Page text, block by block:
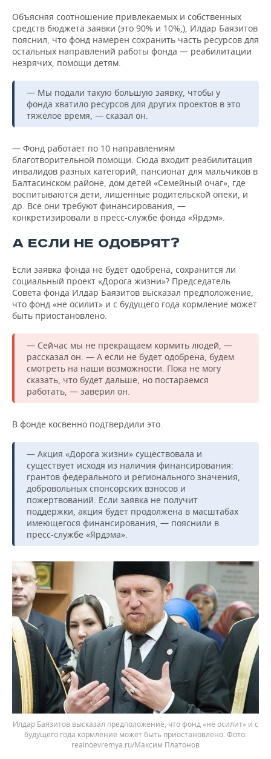
Объясняя соотношение привлекаемых и собственных
средств бюджета заявки (это 90% и 10%,), Илдар Баязитов
пояснил, что фонд намерен сохранить часть ресурсов для
остальных направлений работы фонда — реабилитации
незрячих, помощи детям.
— Мы подали такую большую заявку, чтобы у
фонда хватило ресурсов для других проектов в это
тяжелое время, — сказал он.
— Фонд работает по 10 направлениям
благотворительной помощи. Сюда входит реабилитация
инвалидов разных категорий, пансионат для мальчиков в
Балтасинском районе, дом детей «Семейный очаг», где
воспитываются дети, лишенные родительской опеки, и
др. Все они требуют финансирования, —
конкретизировали в пресс-службе фонда «Ярдэм».
А ЕСЛИ НЕ ОДОБРЯТ?
Если заявка фонда не будет одобрена, сохранится ли
социальный проект «Дорога жизни»? Председатель
Совета фонда Илдар Баязитов высказал предположение,
что фонд «не осилит» и с будущего года кормление может
быть приостановлено.
— Сейчас мы не прекращаем кормить людей, —
рассказал он. — А если не будет одобрена, будем
смотреть на наши возможности. Пока не могу
сказать, что будет дальше, но постараемся
работать, — заверил он.
В фонде косвенно подтвердили это.
— Акция «Дорога жизни» существовала и
существует исходя из наличия финансирования:
грантов федерального и регионального значения,
добровольных спонсорских взносов и
пожертвований. Если заявка не получит
поддержки, акция будет продолжена в масштабах
имеющегося финансирования, — пояснили в
пресс-службе «Ярдэма».
Илдар Баязитов высказал предположение, что фонд «не осилит» и с
будущего года кормление может быть приостановлено.
realnoevremya.ru/Максим Платонов